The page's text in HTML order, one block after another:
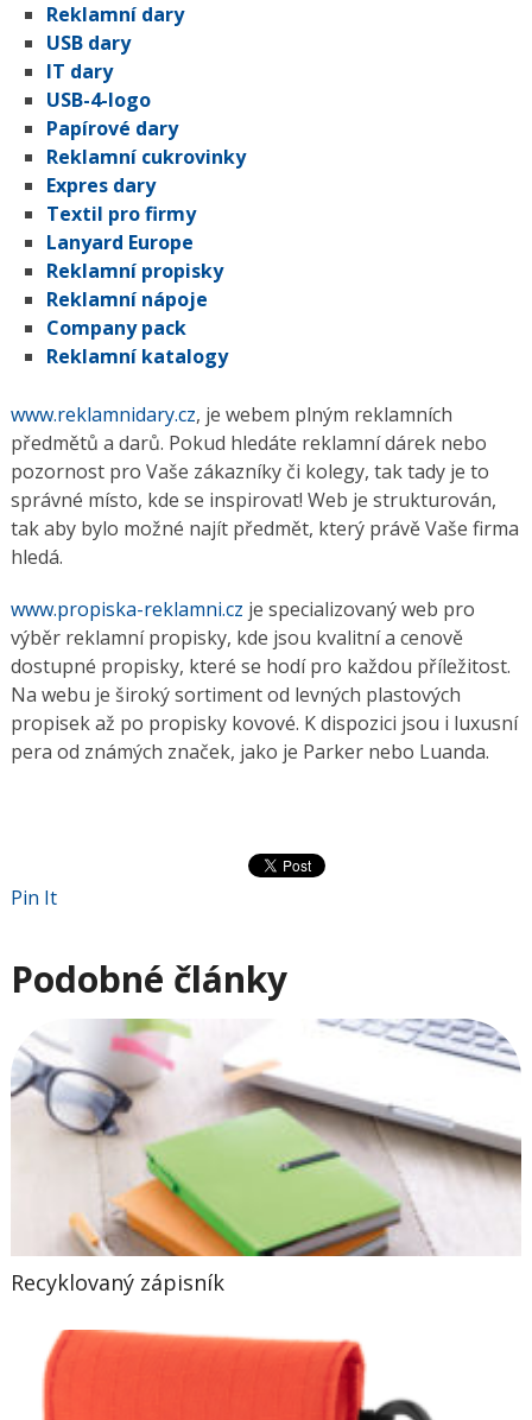
Reklamní dary
USB dary
IT dary
USB-4-logo
Papírové dary
Reklamní cukrovinky
Expres dary
Textil pro firmy
Lanyard Europe
Reklamní propisky
Reklamní nápoje
Company pack
Reklamní katalogy
www.reklamnidary.cz, je webem plným reklamních
předmětů a darů. Pokud hledáte reklamní dárek nebo
pozornost pro Vaše zákazníky či kolegy, tak tady je to
správné místo, kde se inspirovat! Web je strukturován,
tak aby bylo možné najít předmět, který právě Vaše firma
hledá.
www.propiska-reklamni.cz je specializovaný web pro
výběr reklamní propisky, kde jsou kvalitní a cenově
dostupné propisky, které se hodí pro každou příležitost.
Na webu je široký sortiment od levných plastových
propisek až po propisky kovové. K dispozici jsou i luxusní
pera od známých značek, jako je Parker nebo Luanda.
Pin It
Podobné články
Recyklovaný zápisník